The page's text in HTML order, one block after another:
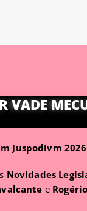
VADE
Juspodivm
Novidades
e